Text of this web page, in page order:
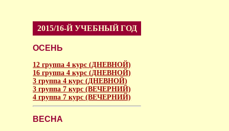
2015/16-Й УЧЕБНЫЙ ГОД
ОСЕНЬ
12 группа 4 курс (ДНЕВНОЙ)
16 группа 4 курс (ДНЕВНОЙ)
3 группа 4 курс (ДНЕВНОЙ)
3 группа 7 курс (ВЕЧЕРНИЙ)
4 группа 7 курс (ВЕЧЕРНИЙ)
ВЕСНА